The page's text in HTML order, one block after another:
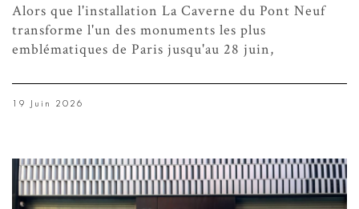
Alors que l'installation La Caverne du Pont Neuf
transforme l'un des monuments les plus
emblématiques de Paris jusqu'au 28 juin,
19 Juin 2026